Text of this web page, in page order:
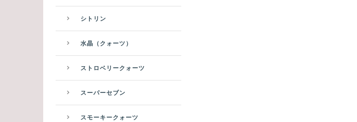
シトリン
水晶（クォーツ）
ストロベリークォーツ
スーパーセブン
スモーキークォーツ